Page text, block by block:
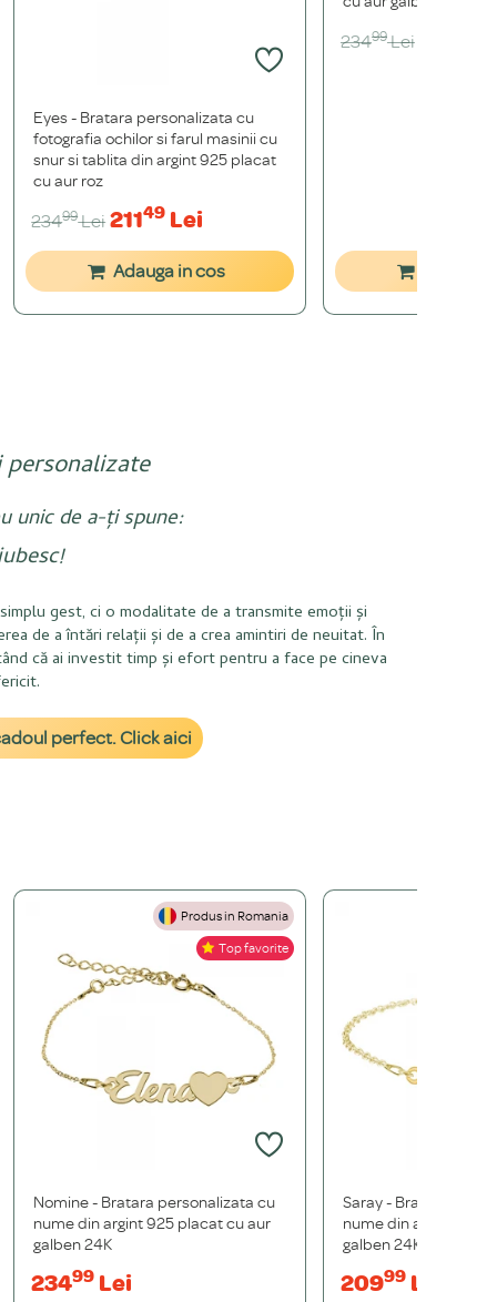
Eyes - Bratara personalizata cu
fotografia ochilor si farul masinii cu
snur si tablita din argint 925 placat
cu aur roz
23499Lei 21149 Lei
Adauga in cos
23499Lei
unic de a-ți spune:
gest, ci o modalitate de a transmite emoții și
de a întări relații și de a crea amintiri de neuitat. În
că ai investit timp și efort pentru a face pe cineva
perfect. Click aici
Produs in Romania
Top favorite
Nomine - Bratara personalizata cu
nume din argint 925 placat cu aur
galben 24K
23499 Lei
Saray - Bratara
nume din argint 925
galben 24K
20999Lei